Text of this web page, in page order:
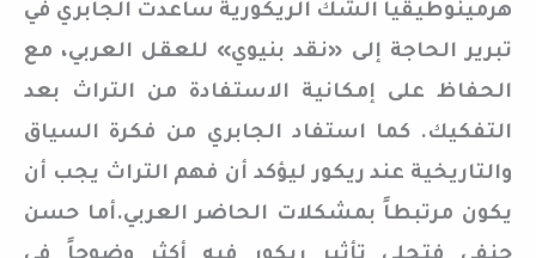
هرمينوطيقيا الشك الريكورية ساعدت الجابري في
تبرير الحاجة إلى «نقد بنيوي» للعقل العربي، مع
الحفاظ على إمكانية الاستفادة من التراث بعد
التفكيك. كما استفاد الجابري من فكرة السياق
والتاريخية عند ريكور ليؤكد أن فهم التراث يجب أن
يكون مرتبطاً بمشكلات الحاضر العربي.أما حسن